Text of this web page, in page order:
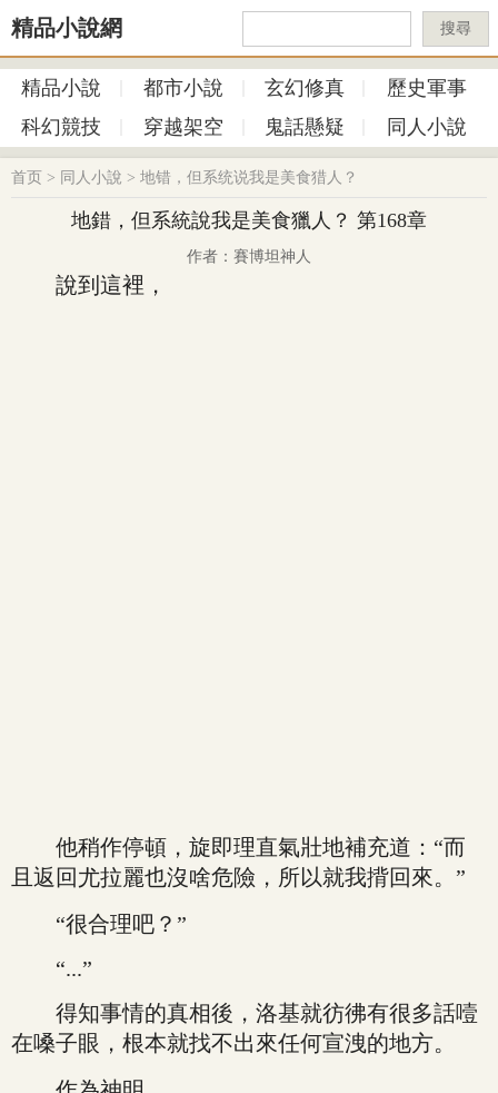
精品小說網 搜尋
精品小說 都市小說 玄幻修真
歷史軍事
科幻競技
穿越架空 鬼話懸疑 同人小說
首页 > 同人小說 > 地错，但系统说我是美食猎人？
地錯，但系統說我是美食獵人？ 第168章
作者：賽博坦神人
說到這裡，
他稍作停頓，旋即理直氣壯地補充道：“而
且返回尤拉麗也沒啥危險，所以就我揹回來。”
“很合理吧？”
“...”
得知事情的真相後，洛基就彷彿有很多話噎
在嗓子眼，根本就找不出來任何宣洩的地方。